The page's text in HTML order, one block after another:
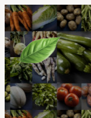
Aller
au
contenu